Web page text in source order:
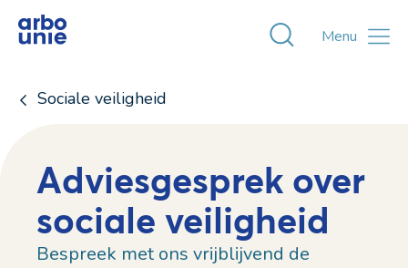
Toggle
Menu
Sociale veiligheid
Adviesgesprek over
sociale veiligheid
Bespreek met ons vrijblijvend de